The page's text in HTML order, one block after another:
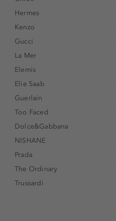
Hermes
Kenzo
Gucci
La Mer
Elemis
Elie Saab
Guerlain
Too Faced
Dolce&Gabbana
NISHANE
Prada
The Ordinary
Trussardi